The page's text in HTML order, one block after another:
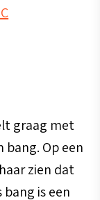
graag met
bang. Op een
zien dat
is een